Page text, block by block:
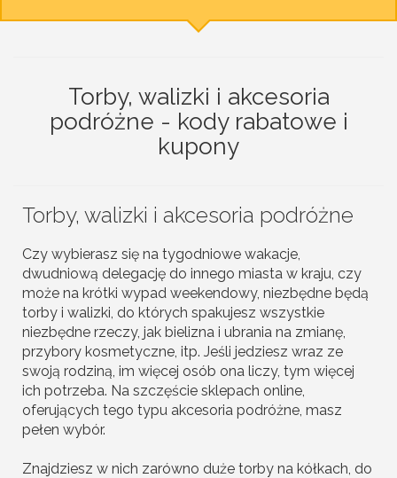
Torby, walizki i akcesoria
podróżne - kody rabatowe i
kupony
Torby, walizki i akcesoria podróżne
Czy wybierasz się na tygodniowe wakacje,
dwudniową delegację do innego miasta w kraju, czy
może na krótki wypad weekendowy, niezbędne będą
torby i walizki, do których spakujesz wszystkie
niezbędne rzeczy, jak bielizna i ubrania na zmianę,
przybory kosmetyczne, itp. Jeśli jedziesz wraz ze
swoją rodziną, im więcej osób ona liczy, tym więcej
ich potrzeba. Na szczęście sklepach online,
oferujących tego typu akcesoria podróżne, masz
pełen wybór.
Znajdziesz w nich zarówno duże torby na kółkach, do